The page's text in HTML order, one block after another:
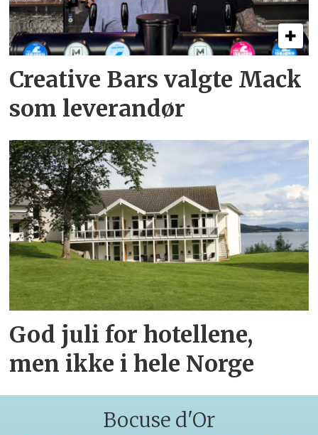
Creative Bars valgte Mack
som leverandør
God juli for hotellene,
men ikke i hele Norge
Bocuse d'Or